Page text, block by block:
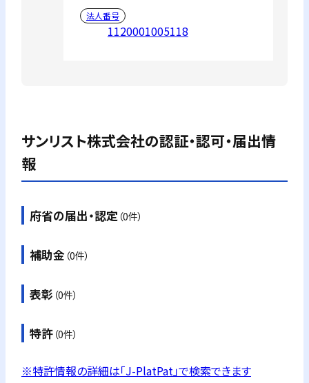
法人番号
1120001005118
サンリスト株式会社の認証・認可・届出情
報
府省の届出・認定 （0件）
補助金 （0件）
表彰 （0件）
特許（0件）
※特許情報の詳細は「J-PlatPat」で検索できます